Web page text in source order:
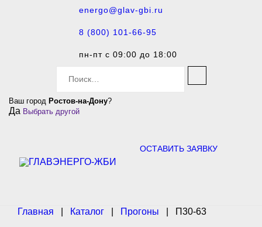
8 (800) 101-66-95
energo@glav-gbi.ru
пн-пт с 09:00 до 18:00
r
c
:
Ваш город Ростов-на-Дону?
Да Выбрать другой
ОСТАВИТЬ ЗАЯВКУ
Главная Каталог Прогоны П30-63